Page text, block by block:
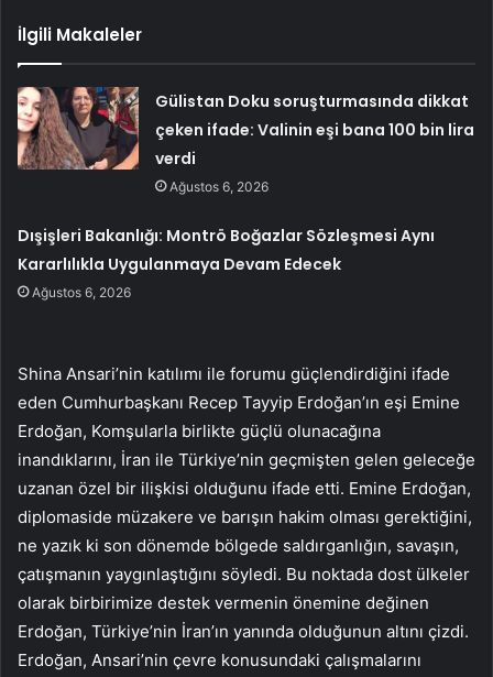
İlgili Makaleler
Gülistan Doku soruşturmasında dikkat
çeken ifade: Valinin eşi bana 100 bin lira
verdi
Ağustos 6, 2026
Dışişleri Bakanlığı: Montrö Boğazlar Sözleşmesi Aynı
Kararlılıkla Uygulanmaya Devam Edecek
Ağustos 6, 2026
Shina Ansari’nin katılımı ile forumu güçlendirdiğini ifade
eden Cumhurbaşkanı Recep Tayyip Erdoğan’ın eşi Emine
Erdoğan, Komşularla birlikte güçlü olunacağına
inandıklarını, İran ile Türkiye’nin geçmişten gelen geleceğe
uzanan özel bir ilişkisi olduğunu ifade etti. Emine Erdoğan,
diplomaside müzakere ve barışın hakim olması gerektiğini,
ne yazık ki son dönemde bölgede saldırganlığın, savaşın,
çatışmanın yaygınlaştığını söyledi. Bu noktada dost ülkeler
olarak birbirimize destek vermenin önemine değinen
Erdoğan, Türkiye’nin İran’ın yanında olduğunun altını çizdi.
Erdoğan, Ansari’nin çevre konusundaki çalışmalarını